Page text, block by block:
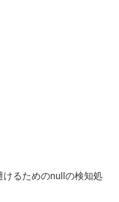
るためのnullの検知処